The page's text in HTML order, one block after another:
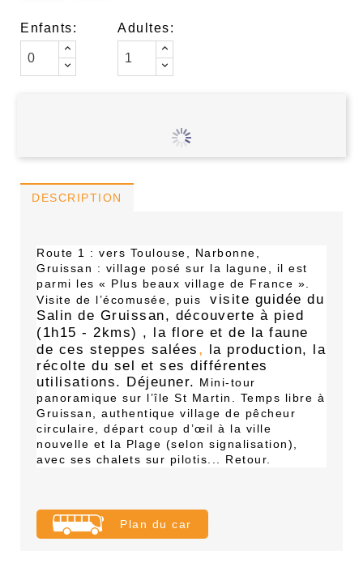
Enfants: Adultes:
DESCRIPTION
Route 1 : vers Toulouse, Narbonne,
Gruissan : village posé sur la lagune, il est
parmi les « Plus beaux village de France ».
Visite de l’écomusée, puisvisite guidée du
Salin de Gruissan, découverte à pied
(1h15 - 2kms) , la flore et de la faune
de ces steppes salées , la production, la
récolte du sel et ses différentes
utilisations. Déjeuner. Mini-tour
panoramique sur l’île St Martin. Temps libre à
Gruissan, authentique village de pêcheur
circulaire, départ coup d’œil à la ville
nouvelle et la Plage (selon signalisation),
avec ses chalets sur pilotis... Retour.
Plan du car